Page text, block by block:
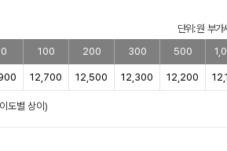
단위: 원 부가
100 200 300 500
12,700 12,500 12,300 12,200
도별 상이)